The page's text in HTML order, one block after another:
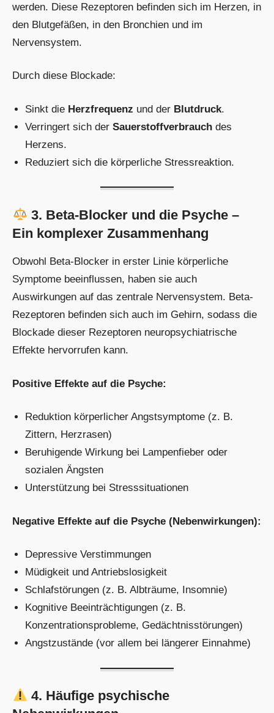
werden. Diese Rezeptoren befinden sich im Herzen, in
den Blutgefäßen, in den Bronchien und im
Nervensystem.
Durch diese Blockade:
Sinkt die Herzfrequenz und der Blutdruck.
Verringert sich derSauerstoffverbrauch des
Herzens.
Reduziert sich die körperliche Stressreaktion.
3. Beta-Blocker und die Psyche –
Ein komplexer Zusammenhang
Obwohl Beta-Blocker in erster Linie körperliche
Symptome beeinflussen, haben sie auch
Auswirkungen auf das zentrale Nervensystem. Beta-
Rezeptoren befinden sich auch im Gehirn, sodass die
Blockade dieser Rezeptoren neuropsychiatrische
Effekte hervorrufen kann.
Positive Effekte auf die Psyche:
Reduktion körperlicher Angstsymptome (z. B.
Zittern, Herzrasen)
Beruhigende Wirkung bei Lampenfieber oder
sozialen Ängsten
Unterstützung bei Stresssituationen
Negative Effekte auf die Psyche (Nebenwirkungen):
Depressive Verstimmungen
Müdigkeit und Antriebslosigkeit
Schlafstörungen (z. B. Albträume, Insomnie)
Kognitive Beeinträchtigungen (z. B.
Konzentrationsprobleme, Gedächtnisstörungen)
Angstzustände (vor allem bei längerer Einnahme)
4. Häufige psychische